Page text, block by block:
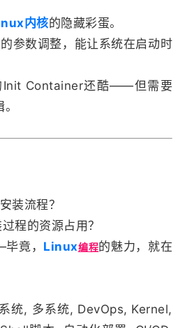
内核的隐藏彩蛋。
的参数调整，能让系统在启动时
Init Container还酷——但需要
装流程？
程的资源占用？
竟， Linux编程的魅力，就在
统, 多系统, DevOps, Kernel,